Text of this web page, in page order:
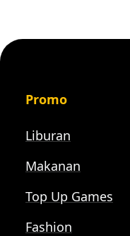
Promo
Liburan
Makanan
Top Up Games
Fashion